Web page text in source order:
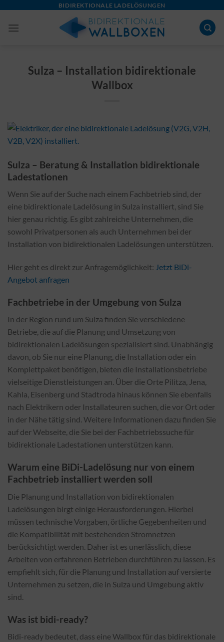
content
BIDIREKTIONALE LADELÖSUNGEN
Sulza – Installation bidirektionale
Wallbox
Sulza – Beratung & Installation bidirektionale
Ladestationen
Wenn Sie auf der Suche nach einem Fachbetrieb sind, der
eine bidirektionale Ladelösung in Sulza installiert, sind Sie
hier genau richtig. Es gibt zahlreiche Unternehmen, die
sowohl Privatpersonen als auch Unternehmen bei der
Installation von bidirektionalen Ladelösungen unterstützen.
Hier geht es direkt zur Anfragemöglichkeit: Jetzt BiDi-
Angebot anfragen
Fachbetriebe in der Umgebung von Sulza
In der Region rund um Sulza finden Sie verschiedene
Betriebe, die auf die Planung und Umsetzung von
bidirektionalen Ladelösungen spezialisiert sind. Unabhängig
davon, ob Sie nur eine Planung, die Installation oder ein
Komplettpaket benötigen, bieten die Installationsbetriebe
vielseitige Dienstleistungen an. Über die Orte Pilitza, Jena,
Kahla, Eisenberg und Stadtroda hinaus können Sie ebenfalls
nach Elektrikern oder Installateuren suchen, die vor Ort oder
in der Nähe tätig sind. Weitere Informationen dazu finden Sie
auf der Webseite, die Sie bei der Fachbetriebssuche für
bidirektionale Ladestationen unterstützen kann.
Warum eine BiDi-Ladelösung nur von einem
Fachbetrieb installiert werden soll
Die Planung und Installation von bidirektionalen
Ladelösungen birgt einige Herausforderungen. Hierbei
müssen technische Vorgaben, örtliche Gegebenheiten und
die Kompatibilität mit bestehenden Stromnetzen
berücksichtigt werden. Daher ist es unerlässlich, diese
Arbeiten von erfahrenen Betrieben durchführen zu lassen. Es
empfiehlt sich, für die Planung und Installation auf versierte
Unternehmen zu setzen, die in Sulza und Umgebung aktiv
sind.
Was ist bidi-ready?
Bidi-ready bedeutet, dass eine Wallbox für das bidirektionale